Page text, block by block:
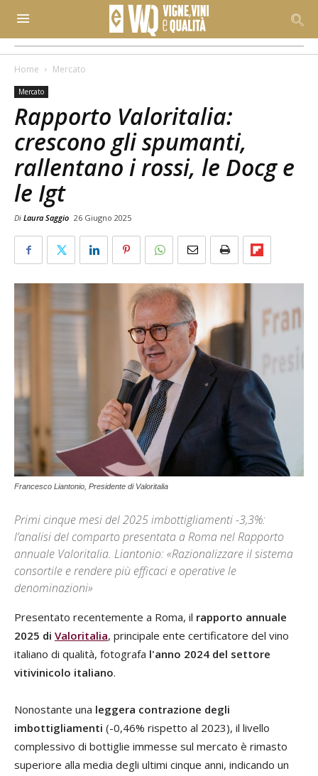
Home Mercato
Mercato
Rapporto Valoritalia:
crescono gli spumanti,
rallentano i rossi, le Docg e
le Igt
Di Laura Saggio 26 Giugno 2025
Francesco Liantonio, Presidente di Valoritalia
Primi cinque mesi del 2025 imbottigliamenti -3,3%:
l’analisi del comparto presentata a Roma nel Rapporto
annuale Valoritalia. Liantonio: «Razionalizzare il sistema
consortile e rendere più efficaci e operative le
denominazioni»
Presentato recentemente a Roma, il rapporto annuale
2025 di Valoritalia, principale ente certificatore del vino
italiano di qualità, fotografa l'anno 2024 del settore
vitivinicolo italiano.
Nonostante una leggera contrazione degli
imbottigliamenti (-0,46% rispetto al 2023), il livello
complessivo di bottiglie immesse sul mercato è rimasto
superiore alla media degli ultimi cinque anni, indicando un